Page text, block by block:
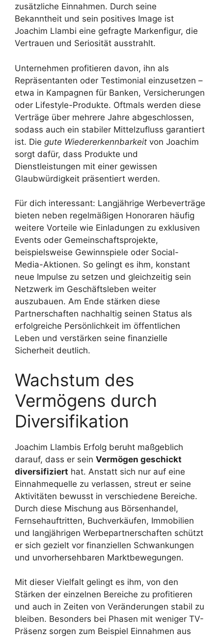
zusätzliche Einnahmen. Durch seine
Bekanntheit und sein positives Image ist
Joachim Llambi eine gefragte Markenfigur, die
Vertrauen und Seriosität ausstrahlt.
Unternehmen profitieren davon, ihn als
Repräsentanten oder Testimonial einzusetzen –
etwa in Kampagnen für Banken, Versicherungen
oder Lifestyle-Produkte. Oftmals werden diese
Verträge über mehrere Jahre abgeschlossen,
sodass auch ein stabiler Mittelzufluss garantiert
ist. Die gute Wiedererkennbarkeit von Joachim
sorgt dafür, dass Produkte und
Dienstleistungen mit einer gewissen
Glaubwürdigkeit präsentiert werden.
Für dich interessant: Langjährige Werbeverträge
bieten neben regelmäßigen Honoraren häufig
weitere Vorteile wie Einladungen zu exklusiven
Events oder Gemeinschaftsprojekte,
beispielsweise Gewinnspiele oder Social-
Media-Aktionen. So gelingt es ihm, konstant
neue Impulse zu setzen und gleichzeitig sein
Netzwerk im Geschäftsleben weiter
auszubauen. Am Ende stärken diese
Partnerschaften nachhaltig seinen Status als
erfolgreiche Persönlichkeit im öffentlichen
Leben und verstärken seine finanzielle
Sicherheit deutlich.
Wachstum des
Vermögens durch
Diversifikation
Joachim Llambis Erfolg beruht maßgeblich
darauf, dass er sein Vermögen geschickt
diversifiziert hat. Anstatt sich nur auf eine
Einnahmequelle zu verlassen, streut er seine
Aktivitäten bewusst in verschiedene Bereiche.
Durch diese Mischung aus Börsenhandel,
Fernsehauftritten, Buchverkäufen, Immobilien
und langjährigen Werbepartnerschaften schützt
er sich gezielt vor finanziellen Schwankungen
und unvorhersehbaren Marktbewegungen.
Mit dieser Vielfalt gelingt es ihm, von den
Stärken der einzelnen Bereiche zu profitieren
und auch in Zeiten von Veränderungen stabil zu
bleiben. Besonders bei Phasen mit weniger TV-
Präsenz sorgen zum Beispiel Einnahmen aus